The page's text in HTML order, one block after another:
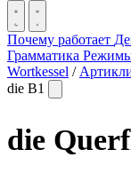
Почему работает
Грамматика
Wortkessel /
die B1
die